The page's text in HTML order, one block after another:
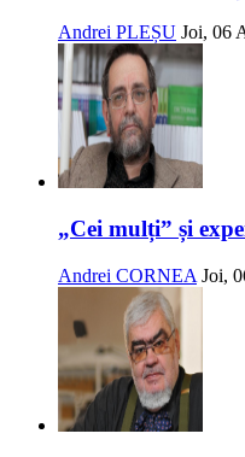
Andrei PLEȘU Joi, 06
„Cei mulți” și
Andrei CORNEA Joi,